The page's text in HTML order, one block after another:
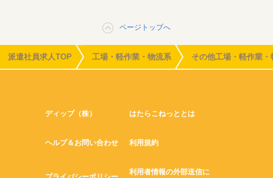
ページトップへ
派遣社員求人TOP 工場・軽作業・物流系 その他工場・軽作業
ディップ（株） はたらこねっととは
ヘルプ＆お問い合わせ 利用規約
利用者情報の外部送信に